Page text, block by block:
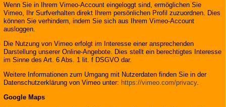
Wenn Sie in Ihrem Vimeo-Account eingeloggt sind, ermöglichen Sie
Vimeo, Ihr Surfverhalten direkt Ihrem persönlichen Profil zuzuordnen. Dies
können Sie verhindern, indem Sie sich aus Ihrem Vimeo-Account
ausloggen.
Die Nutzung von Vimeo erfolgt im Interesse einer ansprechenden
Darstellung unserer Online-Angebote. Dies stellt ein berechtigtes Interesse
im Sinne des Art. 6 Abs. 1 lit. f DSGVO dar.
Weitere Informationen zum Umgang mit Nutzerdaten finden Sie in der
Datenschutzerklärung von Vimeo unter: https://vimeo.com/privacy.
Google Maps